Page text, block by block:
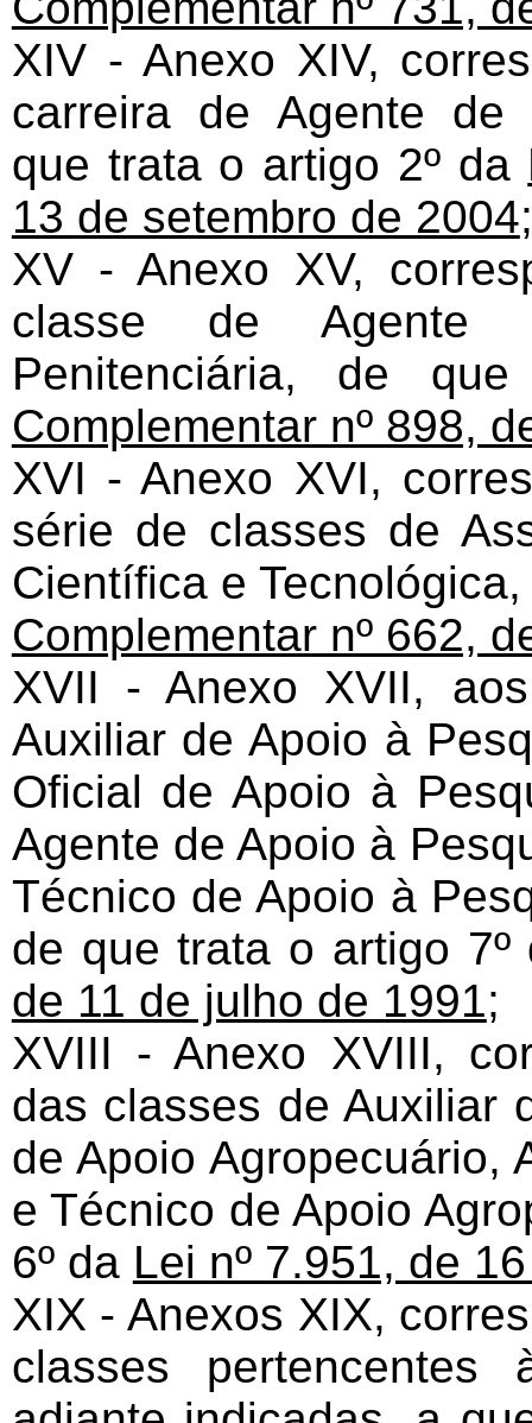
XIV - Anexo XIV,
carreira de Agente de
que trata o artigo 2º da
13 de setembro de 2004;
XV - Anexo XV,
classe de Agente
Penitenciária, de
Complementar nº 898,
XVI - Anexo XVI,
série de classes de
Científica e
Complementar nº 662,
XVII - Anexo XVII,
Auxiliar de Apoio à
Oficial de Apoio à
Agente de Apoio à
Técnico de Apoio à
de que trata o artigo
de 11 de julho de 1991;
XVIII - Anexo XVIII,
das classes de Auxiliar
de Apoio Agropecuário,
e Técnico de Apoio
6º da Lei nº 7.951, de
XIX - Anexos XIX,
classes pertencentes